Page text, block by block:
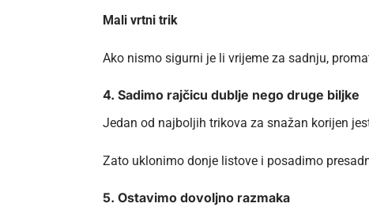
Mali vrtni trik
Ako nismo sigurni je li vrijeme za sadnju,
4. Sadimo rajčicu dublje nego druge biljke
Jedan od najboljih trikova za snažan korijen
Zato uklonimo donje listove i posadimo
5. Ostavimo dovoljno razmaka